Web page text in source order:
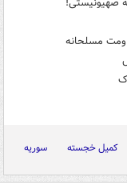
مسلحانه
کمیل خجسته سوریه